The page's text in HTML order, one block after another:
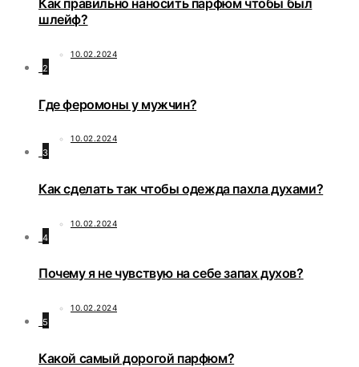
Как правильно наносить парфюм чтобы был
шлейф?
10.02.2024
2
Где феромоны у мужчин?
10.02.2024
3
Как сделать так чтобы одежда пахла духами?
10.02.2024
4
Почему я не чувствую на себе запах духов?
10.02.2024
5
Какой самый дорогой парфюм?